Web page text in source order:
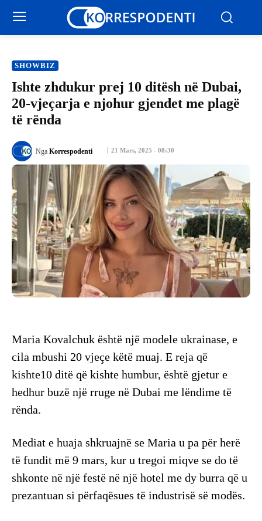
SHOWBIZ
Ishte zhdukur prej 10 ditësh në Dubai,
20-vjeçarja e njohur gjendet me plagë
të rënda
21 Mars, 2025 - 08:30
Nga Korrespodenti
Maria Kovalchuk është një modele ukrainase, e
cila mbushi 20 vjeçe këtë muaj. E reja që
kishte10 ditë që kishte humbur, është gjetur e
hedhur buzë një rruge në Dubai me lëndime të
rënda.
Mediat e huaja shkruajnë se Maria u pa për herë
të fundit më 9 mars, kur u tregoi miqve se do të
shkonte në një festë në një hotel me dy burra që u
prezantuan si përfaqësues të industrisë së modës.